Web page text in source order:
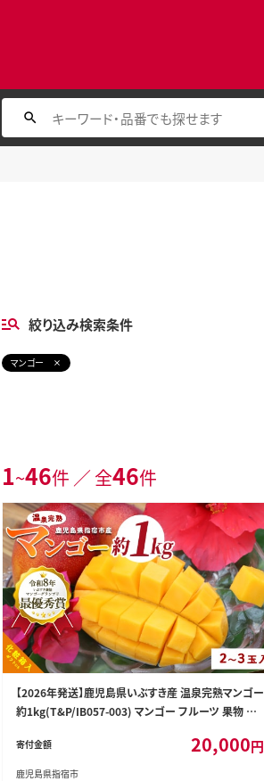
絞り込み検索条件
マンゴー
1~46件 ／ 全46件
【2026年発送】鹿児島県いぶすき産 温泉完熟マンゴー
約1kg(T&P/IB057-003) マンゴー フルーツ 果物 旬
物 プレゼント グルメ 南国 南国フルーツ 果実 マンゴ
ー 太陽 国産 鹿児島県産 果汁
寄付金額 20,000円
鹿児島県指宿市